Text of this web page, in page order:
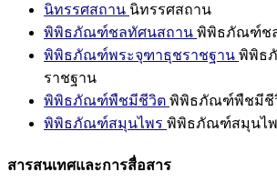
นิทรรศสถาน นิทรรศสถาน
พิพิธภัณฑ์ชลทัศนสถาน พิพิธภัณฑ์ช
พิพิธภัณฑ์พระจุฑาธุชราชฐาน พิพิธ
ราชฐาน
พิพิธภัณฑ์พืชมีชีวิต พิพิธภัณฑ์พืชมีชี
พิพิธภัณฑ์สมุนไพร พิพิธภัณฑ์สมุนไ
สารสนเทศและการสื่อสาร